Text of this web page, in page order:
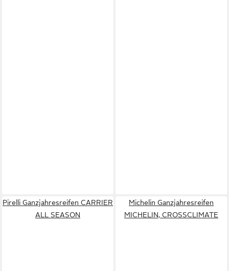
Pirelli Ganzjahresreifen CARRIER
ALL SEASON
Michelin Ganzjahresreifen
MICHELIN, CROSSCLIMATE